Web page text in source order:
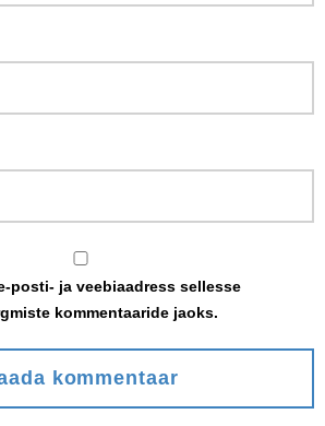
posti- ja veebiaadress sellesse
kommentaaride jaoks.